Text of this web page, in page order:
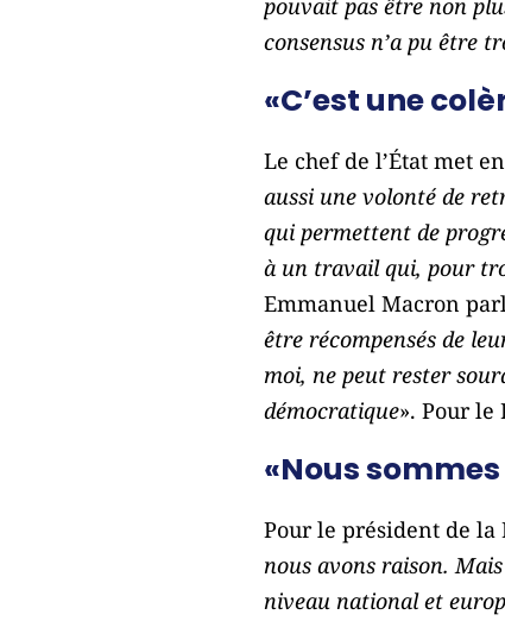
pouvait pas être non
consensus n’a pu être
«C’est une
Le chef de l’État met
aussi une volonté de
qui permettent de
à un travail qui, pour
Emmanuel Macron
être récompensés de
moi, ne peut rester
démocratique». Pour le
«Nous
Pour le président de la
nous avons raison.
niveau national et